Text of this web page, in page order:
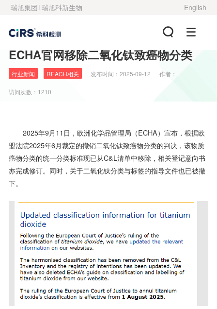
瑞旭集团 瑞旭科新生物 English
ECHA官网移除二氧化钛致癌物分类
行业新闻 REACH相关 发布时间： 2025-09-12 作者：
访问次数：1210
2025年9月11日，欧洲化学品管理局（ECHA）宣布，根据欧
盟法院2025年6月裁定的撤销二氧化钛致癌物分类的判决，该物质
癌物分类的统一分类标准现已从C&L清单中移除，相关登记意向书
亦完成修订。同时，关于二氧化钛分类与标签的指导文件也已被撤
下。